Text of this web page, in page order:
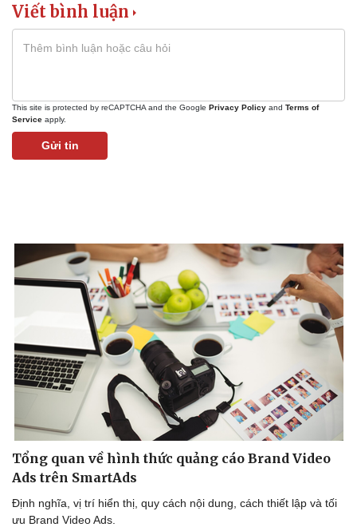
Tỷ giá
Chứng khoán
Giá cà phê
Viết bình luận
This site is protected by reCAPTCHA and the Google Privacy Policy and Terms of
Service apply.
Gửi tin
Tổng quan về hình thức quảng cáo Brand Video
Ads trên SmartAds
Định nghĩa, vị trí hiển thị, quy cách nội dung, cách thiết lập và tối
ưu Brand Video Ads.